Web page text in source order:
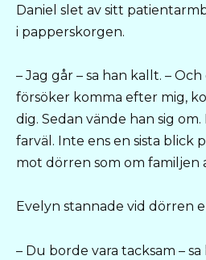
Daniel slet av sitt
i papperskorgen.
– Jag går – sa han kallt. –
försöker komma efter mig,
dig. Sedan vände han sig
farväl. Inte ens en sista blick
mot dörren som om familjen
Evelyn stannade vid dörren
– Du borde vara tacksam – sa